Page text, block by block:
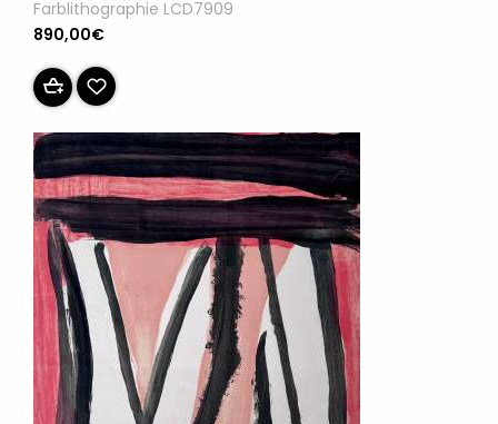
Farblithographie LCD7909
890,00€